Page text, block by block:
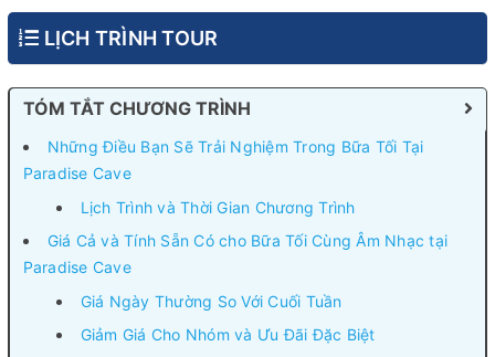
LỊCH TRÌNH TOUR
TÓM TẮT CHƯƠNG TRÌNH
Những Điều Bạn Sẽ Trải Nghiệm Trong Bữa Tối Tại
Paradise Cave
Lịch Trình và Thời Gian Chương Trình
Giá Cả và Tính Sẵn Có cho Bữa Tối Cùng Âm Nhạc tại
Paradise Cave
Giá Ngày Thường So Với Cuối Tuần
Giảm Giá Cho Nhóm và Ưu Đãi Đặc Biệt